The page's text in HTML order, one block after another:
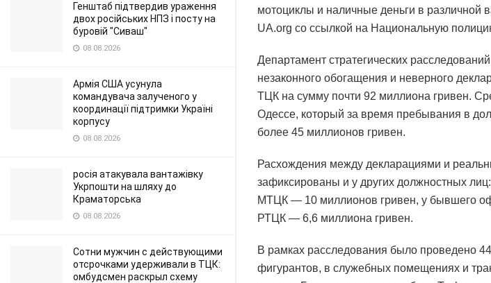
Генштаб підтвердив ураження
двох російських НПЗ і посту на
буровій "Сиваш"
08.08.2026
Армія США усунула
командувача залученого у
координації підтримки Україні
корпусу
08.08.2026
росія атакувала вантажівку
Укрпошти на шляху до
Краматорська
08.08.2026
Сотни мужчин с действующими
отсрочками удерживали в ТЦК:
омбудсмен раскрыл схему
мотоциклы и наличные деньги в различной
UA.org со ссылкой на Национальную
Департамент стратегических
незаконного обогащения и неверного
ТЦК на сумму почти 92 миллиона гривен.
Одессе, который за время пребывания в
более 45 миллионов гривен.
Расхождения между декларациями и
зафиксированы и у других должностных
МТЦК — 10 миллионов гривен, у бывшего
РТЦК — 6,6 миллиона гривен.
В рамках расследования было проведено
фигурантов, в служебных помещениях и